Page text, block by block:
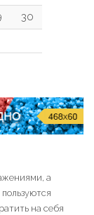
30
а
на себя